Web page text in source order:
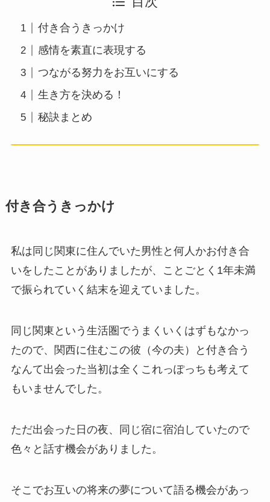
付き合うきっかけ
感情を素直に表現する
つながる努力をお互いにする
生き方を決める！
秘訣まとめ
付き合うきっかけ
私は同じ関東に住んでいた男性と何人かお付き合
いをしたことがありましたが、ことごとく1年未満
で振られていく結末を迎えていました。
同じ関東という生活圏でうまくいくはずもなかっ
たので、関西に住むこの彼（今の夫）と付き合う
なんて出会った当初は全くこれっぽっちも考えて
もいませんでした。
ただ出会った日の夜、同じ宿に宿泊していたので
色々と話す機会がありました。
そこでお互いの将来の夢について語る機会があっ